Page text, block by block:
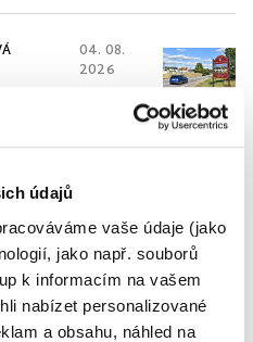
údajů
vaše údaje (jako
jako např. souborů
k informacím na vašem
nabízet personalizované
a obsahu, náhled na
04. 08.
2026
16. 07. 2026
přece se
mlýně se
kolo